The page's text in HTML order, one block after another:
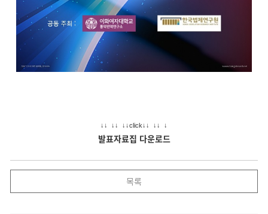
↓ ↓ ↓ ↓ ↓ ↓click↓ ↓ ↓ ↓ ↓
발표자료집 다운로드
목록